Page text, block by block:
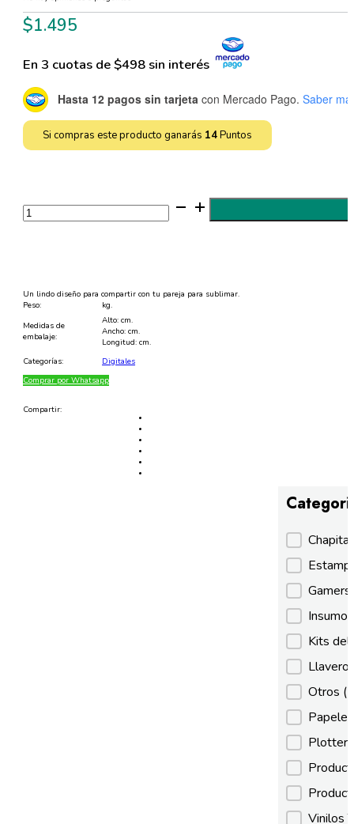
$1.495
En 3 cuotas de $498 sin interés
Hasta 12 pagos sin tarjeta con Mercado Pago. Saber
Si compras este producto ganarás 14Puntos
Diseño
para
parejas
Un lindo diseño para compartir con tu pareja para sublimar.
Peso:
kg.
Medidas de
embalaje:
Alto: cm.
Ancho: cm.
Longitud: cm.
Categorías:
Digitales
Comprar por Whatsapp
Compartir:
Gamers
Kits
Otros
Vinilos